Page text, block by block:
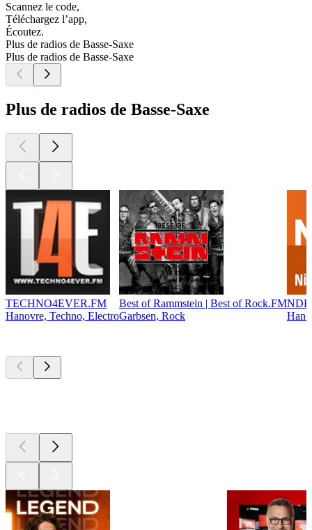
Scannez le code,
Téléchargez l’app,
Écoutez.
Plus de radios de Basse-Saxe
Plus de radios de Basse-Saxe
Plus de radios de Basse-Saxe
TECHNO4EVER.FM
Hanovre, Techno, Electro
Best of Rammstein | Best of Rock.FM
Garbsen, Rock
NDR